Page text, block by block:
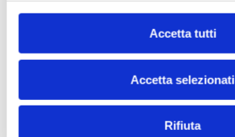
Accetta tutti
Accetta selezionati
Rifiuta